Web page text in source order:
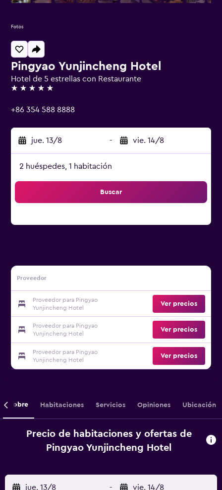
Pingyao Yunjincheng Hotel
Hotel de 5 estrellas con Restaurante
5 estrellas
+86 354 588 8888
jue. 13/8 - vie. 14/8
2 huéspedes, 1 habitación
Buscar
Proveedor
Proveedor para Pingyao
Yunjincheng Hotel
Ver precios
Proveedor para Pingyao
Yunjincheng Hotel
Ver precios
Proveedor para Pingyao
Yunjincheng Hotel
Ver precios
Fotos
Sobre Habitaciones Servicios Opiniones Ubicación
Precio de habitaciones y ofertas de
Pingyao Yunjincheng Hotel
jue. 13/8 - vie. 14/8